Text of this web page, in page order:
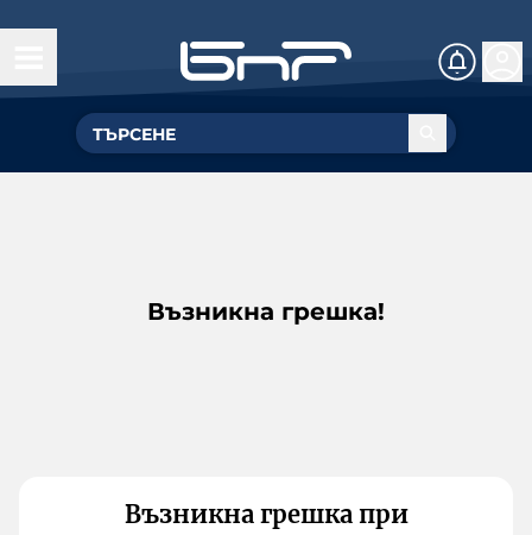
Възникна грешка!
Възникна грешка при